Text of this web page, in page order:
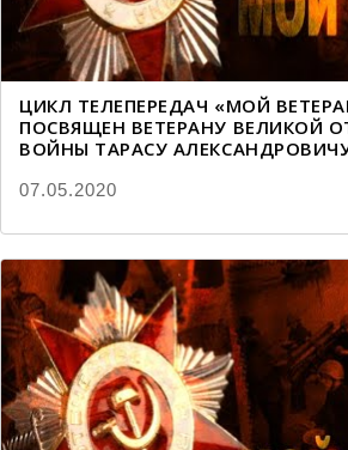
ЦИКЛ ТЕЛЕПЕРЕДАЧ «МОЙ
ПОСВЯЩЕН ВЕТЕРАНУ ВЕЛИКОЙ
ВОЙНЫ ТАРАСУ
07.05.2020